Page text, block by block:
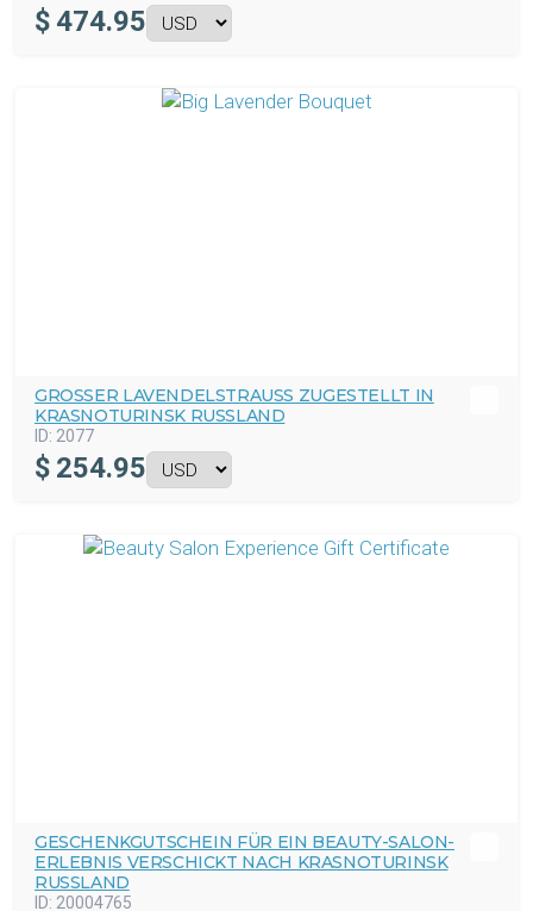
$ 474.95
GROSSER LAVENDELSTRAUSS ZUGESTELLT IN KR
ASNOTURINSK RUSSLAND
ID: 2077
$ 254.95
GESCHENKGUTSCHEIN FÜR EIN BEAUTY-SALON-
ERLEBNIS VERSCHICKT NACH KRASNOTURINSK
RUSSLAND
ID: 20004765